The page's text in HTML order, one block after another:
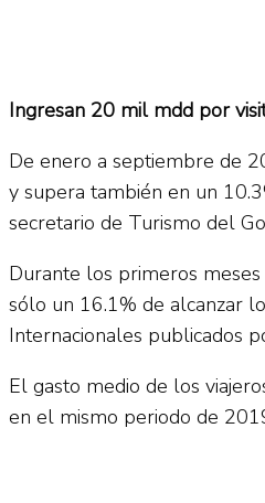
Ingresan 20 mil mdd por
De enero a septiembre de
y supera también en un
secretario de Turismo del
Durante los primeros
sólo un 16.1% de alcanzar
Internacionales publicados
El gasto medio de los
en el mismo periodo de